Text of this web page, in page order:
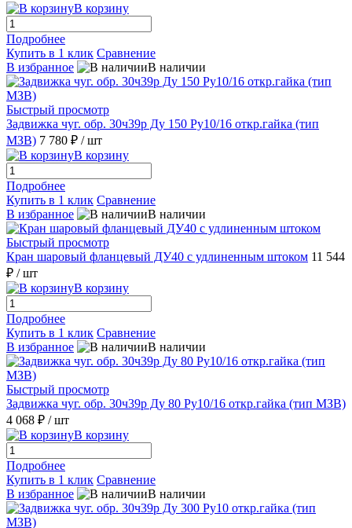
В корзину
Подробнее
Купить в 1 клик Сравнение
В избранное
В наличии
Быстрый просмотр
Задвижка чуг. обр. 30ч39р Ду 150 Ру10/16 откр.гайка (тип
МЗВ) 7 780 ₽ / шт
В корзину
Подробнее
Купить в 1 клик Сравнение
В избранное
В наличии
Быстрый просмотр
Кран шаровый фланцевый ДУ40 с удлиненным штоком 11 544
₽ / шт
В корзину
Подробнее
Купить в 1 клик Сравнение
В избранное
В наличии
Быстрый просмотр
Задвижка чуг. обр. 30ч39р Ду 80 Ру10/16 откр.гайка (тип МЗВ)
4 068 ₽ / шт
В корзину
Подробнее
Купить в 1 клик Сравнение
В избранное
В наличии